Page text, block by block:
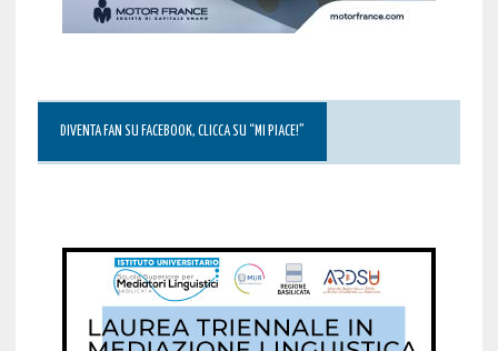
DIVENTA FAN SU FACEBOOK, CLICCA SU “MI PIACE!”